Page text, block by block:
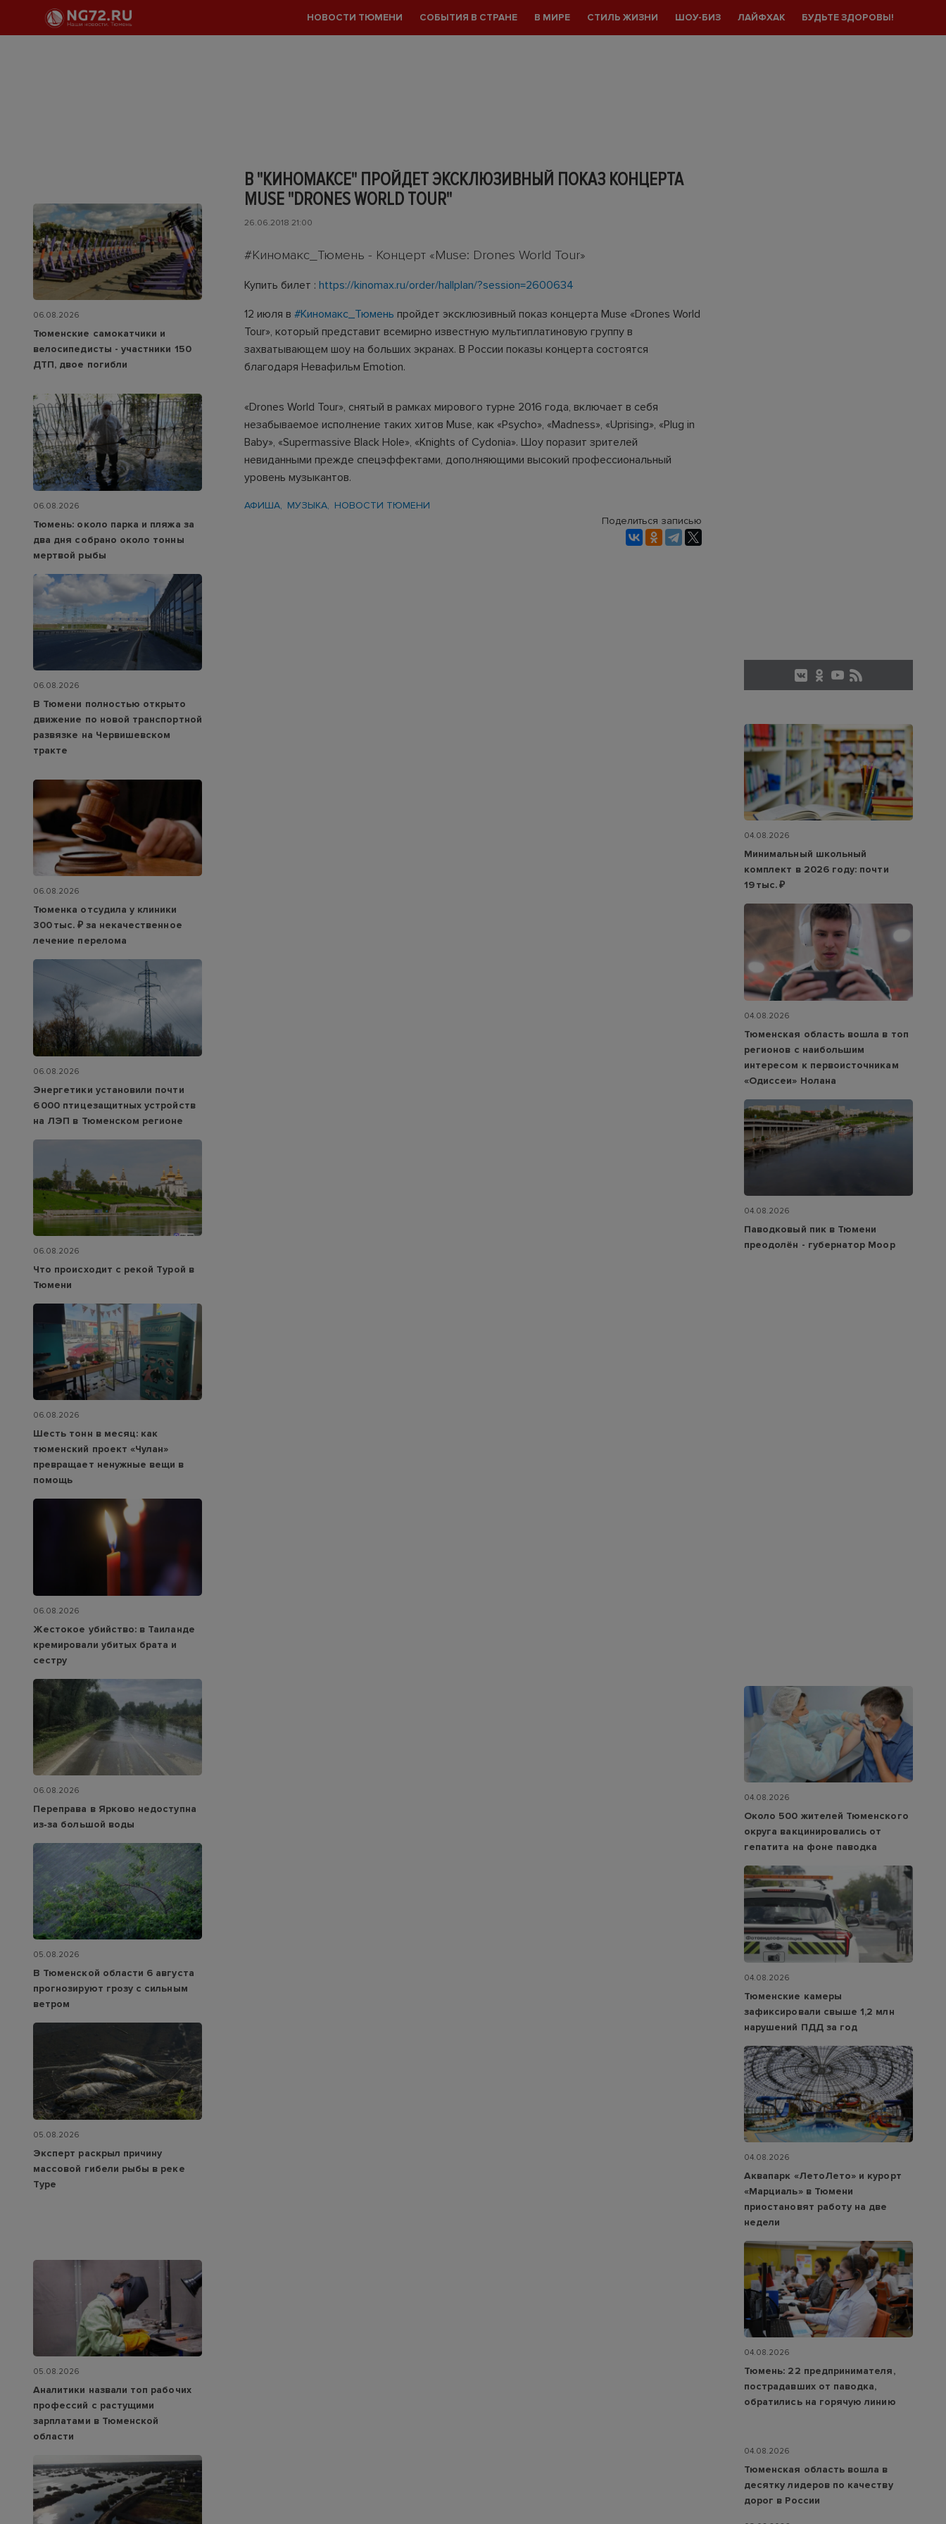
НОВОСТИ ТЮМЕНИ СОБЫТИЯ В СТРАНЕ В МИРЕ СТИЛЬ ЖИЗНИ ШОУ-БИЗ ЛАЙФХАК БУДЬТЕ ЗДОРОВЫ!
В "КИНОМАКСЕ" ПРОЙДЕТ ЭКСКЛЮЗИВНЫЙ ПОКАЗ КОНЦЕРТА
MUSE "DRONES WORLD TOUR"
26.06.2018 21:00
#Киномакс_Тюмень - Концерт «Muse: Drones World Tour»
Купить билет : https://kinomax.ru/order/hallplan/?session=2600634
12 июля в #Киномакс_Тюмень пройдет эксклюзивный показ концерта Muse «Drones World
Tour», который представит всемирно известную мультиплатиновую группу в
захватывающем шоу на больших экранах. В России показы концерта состоятся
благодаря Невафильм Emotion.
«Drones World Tour», снятый в рамках мирового турне 2016 года, включает в себя
незабываемое исполнение таких хитов Muse, как «Psycho», «Madness», «Uprising», «Plug in
Baby», «Supermassive Black Hole», «Knights of Cydonia». Шоу поразит зрителей
невиданными прежде спецэффектами, дополняющими высокий профессиональный
уровень музыкантов.
АФИША МУЗЫКА
НОВОСТИ ТЮМЕНИ
Поделиться записью
06.08.2026
Тюменские самокатчики и
велосипедисты - участники 150
ДТП, двое погибли
06.08.2026
Тюмень: около парка и пляжа за
два дня собрано около тонны
мертвой рыбы
06.08.2026
В Тюмени полностью открыто
движение по новой транспортной
развязке на Червишевском
тракте
06.08.2026
Тюменка отсудила у клиники
300 тыс. ₽ за некачественное
лечение перелома
06.08.2026
Энергетики установили почти
6 000 птицезащитных устройств
на ЛЭП в Тюменском регионе
06.08.2026
Что происходит с рекой Турой в
Тюмени
06.08.2026
Шесть тонн в месяц: как
тюменский проект «Чулан»
превращает ненужные вещи в
помощь
06.08.2026
Жестокое убийство: в Таиланде
кремировали убитых брата и
сестру
06.08.2026
Переправа в Ярково недоступна
из‑за большой воды
05.08.2026
В Тюменской области 6 августа
прогнозируют грозу с сильным
ветром
05.08.2026
Эксперт раскрыл причину
массовой гибели рыбы в реке
Туре
05.08.2026
Аналитики назвали топ рабочих
профессий с растущими
зарплатами в Тюменской
области
04.08.2026
Минимальный школьный
комплект в 2026 году: почти
19 тыс. ₽
04.08.2026
Тюменская область вошла в топ
регионов с наибольшим
интересом к первоисточникам
«Одиссеи» Нолана
04.08.2026
Паводковый пик в Тюмени
преодолён - губернатор Моор
04.08.2026
Около 500 жителей Тюменского
округа вакцинировались от
гепатита на фоне паводка
04.08.2026
Тюменские камеры
зафиксировали свыше 1,2 млн
нарушений ПДД за год
04.08.2026
Аквапарк «ЛетоЛето» и курорт
«Марциаль» в Тюмени
приостановят работу на две
недели
04.08.2026
Тюмень: 22 предпринимателя,
пострадавших от паводка,
обратились на горячую линию
04.08.2026
Тюменская область вошла в
десятку лидеров по качеству
дорог в России